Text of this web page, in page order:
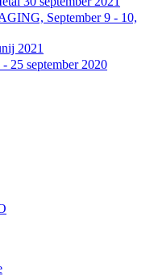
September 9 - 10,
2021
25 september 2020